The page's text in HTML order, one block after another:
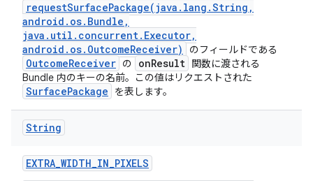
requestSurfacePackage(java.lang.String,
android.os.Bundle,
java.util.concurrent.Executor,
android.os.OutcomeReceiver)
のフィールドである
OutcomeReceiver の onResult 関数に渡される
Bundle 内のキーの名前。この値はリクエストされた
SurfacePackage を表します。
String
EXTRA_WIDTH_IN_PIXELS